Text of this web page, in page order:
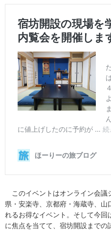
このイベントはオンライン会議
県・安楽寺、京都府・海蔵寺、山
れるお得なイベント。そして今
に焦点を当てて、宿坊開設までの